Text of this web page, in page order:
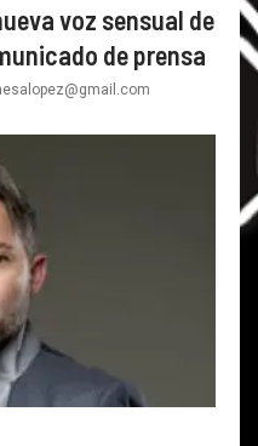
voz sensual de
de prensa